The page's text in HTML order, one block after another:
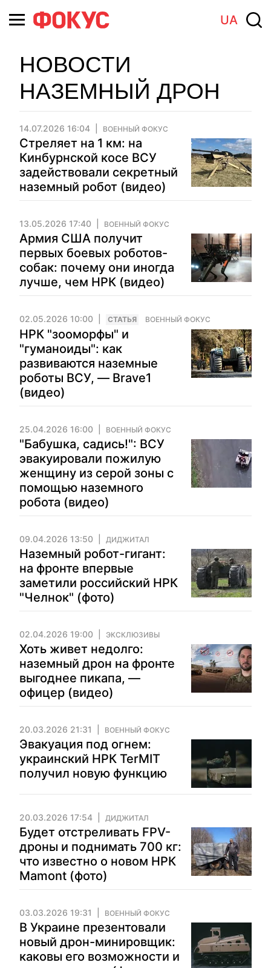
UA
НОВОСТИ
НАЗЕМНЫЙ ДРОН
14.07.2026 16:04 ВОЕННЫЙ ФОКУС
Стреляет на 1 км: на
Кинбурнской косе ВСУ
задействовали секретный
наземный робот (видео)
13.05.2026 17:40 ВОЕННЫЙ ФОКУС
Армия США получит
первых боевых роботов-
собак: почему они иногда
лучше, чем НРК (видео)
02.05.2026 10:00 CТАТЬЯ ВОЕННЫЙ ФОКУС
НРК "зооморфы" и
"гуманоиды": как
развиваются наземные
роботы ВСУ, — Brave1
(видео)
25.04.2026 16:00 ВОЕННЫЙ ФОКУС
"Бабушка, садись!": ВСУ
эвакуировали пожилую
женщину из серой зоны с
помощью наземного
робота (видео)
09.04.2026 13:50 ДИДЖИТАЛ
Наземный робот-гигант:
на фронте впервые
заметили российский НРК
"Челнок" (фото)
02.04.2026 19:00 ЭКСКЛЮЗИВЫ
Хоть живет недолго:
наземный дрон на фронте
выгоднее пикапа, —
офицер (видео)
20.03.2026 21:31 ВОЕННЫЙ ФОКУС
Эвакуация под огнем:
украинский НРК TerMIT
получил новую функцию
20.03.2026 17:54 ДИДЖИТАЛ
Будет отстреливать FPV-
дроны и поднимать 700 кг:
что известно о новом НРК
Mamont (фото)
03.03.2026 19:31 ВОЕННЫЙ ФОКУС
В Украине презентовали
новый дрон-минировщик:
каковы его возможности и